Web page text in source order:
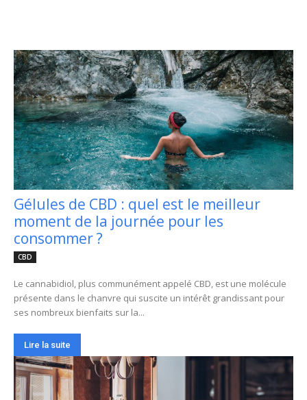
Gélules de CBD : quel est le meilleur
moment de la journée pour les
consommer ?
CBD
Le cannabidiol, plus communément appelé CBD, est une molécule
présente dans le chanvre qui suscite un intérêt grandissant pour
ses nombreux bienfaits sur la...
Lire la suite